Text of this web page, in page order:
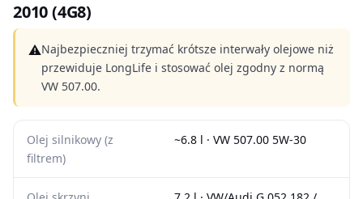
2010 (4G8)
⚠Najbezpieczniej trzymać krótsze interwały olejowe niż
przewiduje LongLife i stosować olej zgodny z normą
VW 507.00.
Olej silnikowy (z
filtrem)
~6.8 l · VW 507.00 5W-30